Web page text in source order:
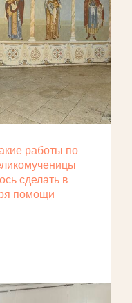
работы по
сделать в
помощи